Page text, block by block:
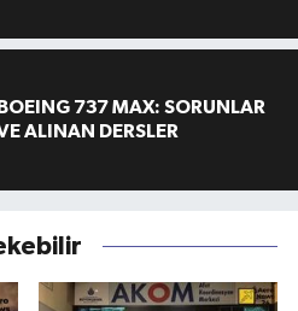
BOEING 737 MAX: SORUNLAR
ALINAN DERSLER